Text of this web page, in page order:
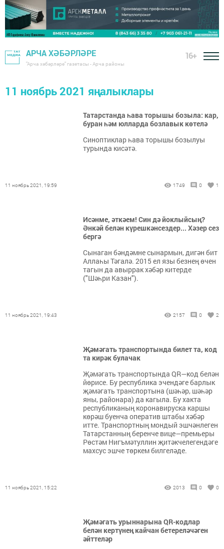
АРЧА ХӘБӘРЛӘРЕ
"Арча хәбәрләре" газетасы - Арча районы
16+
11 ноябрь 2021 яңалыклары
Татарстанда һава торышы бозыла: кар,
буран һәм юлларда бозлавык көтелә
Синоптиклар һава торышы бозылуы
турында кисәтә.
11 ноябрь 2021, 19:59 1749 0 1
Исәнме, әткәем! Син дә йоклыйсың?
Әнкәй белән күрешкәнсездер... Хәзер сез
бергә
Сынаган бәндәмне сынармын, дигән бит
Аллаһы Тәгалә. 2015 ел язы безнең өчен
тагын да авыррак хәбәр китерде
("Шәһри Казан").
11 ноябрь 2021, 19:43 2157 0 2
Җәмәгать транспортында билет та, код
та кирәк булачак
Җәмәгать транспортында QR—код белән
йөрисе. Бу республика эчендәге барлык
җәмәгать транспортына (шәһәр, шәһәр
яны, районара) да кагыла. Бу хакта
республиканың коронавируска каршы
көрәш буенча оператив штабы хәбәр
итте. Транспортның мондый эшчәнлеген
Татарстанның беренче вице—премьеры
Рөстәм Нигъмәтуллин җитәкчелегендәге
махсус эшче төркем билгеләде.
11 ноябрь 2021, 15:22 2013 0 0
Җәмәгать урыннарына QR-кодлар
белән кертүнең кайчан бетереләчәген
әйттеләр